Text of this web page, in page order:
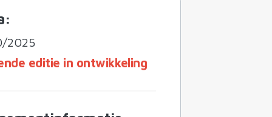
2025
editie in ontwikkeling